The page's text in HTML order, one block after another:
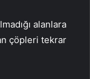
alanlara
çöpleri tekrar